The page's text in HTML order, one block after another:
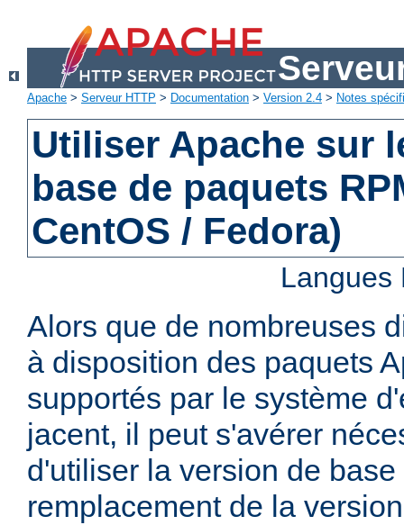
Apache > Serveur HTTP > Documentation > Version 2.4 > Notes
Utiliser Apache sur
base de paquets
CentOS / Fedora)
Alors que de nombreuses
à disposition des paquets
supportés par le système
jacent, il peut s'avérer
d'utiliser la version de
remplacement de la